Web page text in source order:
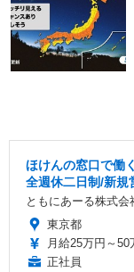
ほけんの窓口で働
全週休二日制/新規
ともにあーる株式
東京都
月給25万円～50
正社員